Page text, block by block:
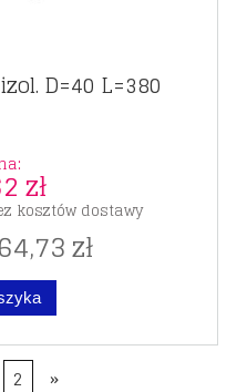
D=40 L=380
zł
kosztów dostawy
64,73 zł
2 »